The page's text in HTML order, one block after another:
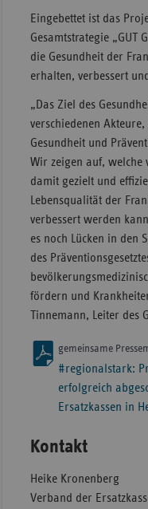
Eingebettet ist das
Gesamtstrategie „GUT
die Gesundheit der
erhalten, verbessert
„Das Ziel des
verschiedenen
Gesundheit und
Wir zeigen auf, welche
damit gezielt und
Lebensqualität der
verbessert werden
es noch Lücken in den
des
fördern und
Tinnemann, Leiter des
gemeinsame
#regionalstark:
erfolgreich
Ersatzkassen in
Kontakt
Heike Kronenberg
Verband der